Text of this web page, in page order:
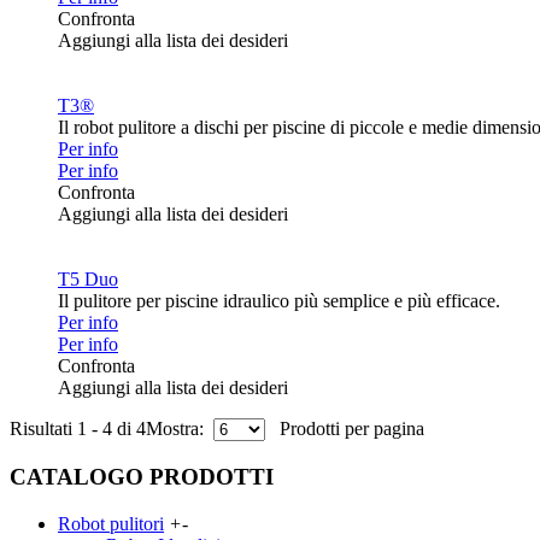
Confronta
Aggiungi alla lista dei desideri
T3®
Il robot pulitore a dischi per piscine di piccole e medie
Per info
Per info
Confronta
Aggiungi alla lista dei desideri
T5 Duo
Il pulitore per piscine idraulico più semplice e più efficace.
Per info
Per info
Confronta
Aggiungi alla lista dei desideri
Risultati 1 - 4 di 4Mostra: Prodotti per pagina
CATALOGO PRODOTTI
Robot pulitori +-